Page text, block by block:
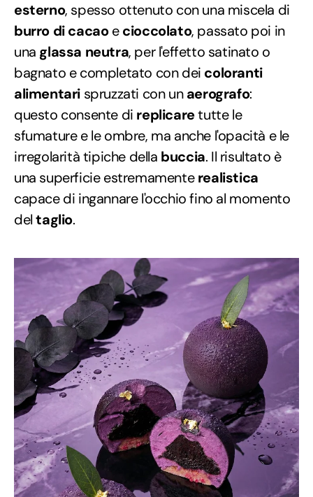
esterno, spesso ottenuto con una miscela di
burro di cacaoecioccolato, passato poi in
una glassa neutra, per l'effetto satinato o
bagnato e completato con dei coloranti
alimentari spruzzati con unaerografo:
questo consente di replicaretutte le
sfumature e le ombre, ma anche l'opacità e le
irregolarità tipiche della buccia. Il risultato è
una superficie estremamenterealistica
capace di ingannare l'occhio fino al momento
deltaglio.